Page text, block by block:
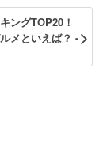
ングTOP20！
メといえば？ -